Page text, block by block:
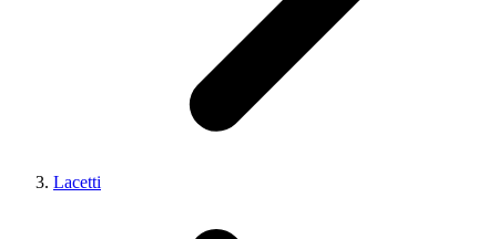
Lacetti